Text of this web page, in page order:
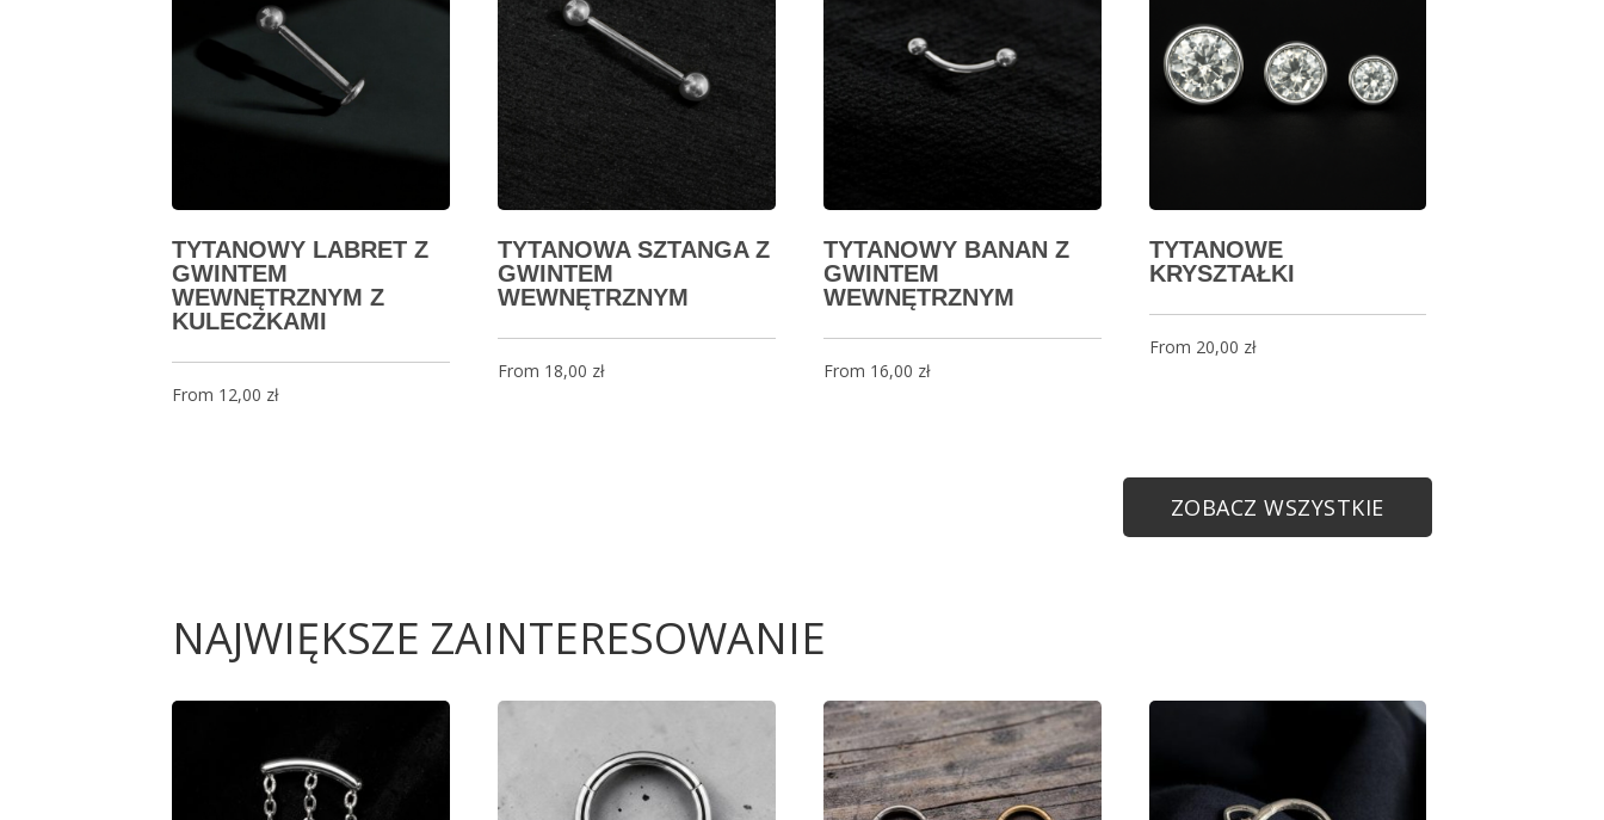
TYTANOWY LABRET Z
GWINTEM
WEWNĘTRZNYM Z
KULECZKAMI
From 12,00 zł
TYTANOWA SZTANGA Z
GWINTEM
WEWNĘTRZNYM
From 18,00 zł
TYTANOWY BANAN Z
GWINTEM
WEWNĘTRZNYM
From 16,00 zł
TYTANOWE
KRYSZTAŁKI
From 20,00 zł
ZOBACZ WSZYSTKIE
NAJWIĘKSZE ZAINTERESOWANIE